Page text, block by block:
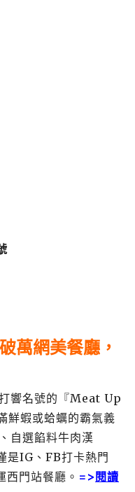
萬網美餐廳，
響名號的『Meat Up
鮮蝦或蛤蠣的霸氣義
自選餡料牛肉漢
是IG、FB打卡熱門
門站餐廳。 =>閱讀